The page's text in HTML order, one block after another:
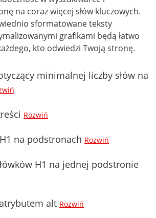
na coraz więcej słów kluczowych.
sformatowane teksty
grafikami będą łatwo
kto odwiedzi Twoją stronę.
minimalnej liczby słów na
Rozwiń
na podstronach Rozwiń
H1 na jednej podstronie
alt Rozwiń